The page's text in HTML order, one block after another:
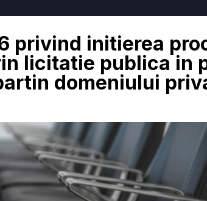
privind initierea
licitatie publica in
domeniului